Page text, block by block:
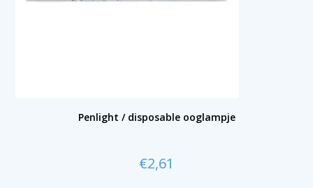
Penlight / disposable ooglampje
€2,61